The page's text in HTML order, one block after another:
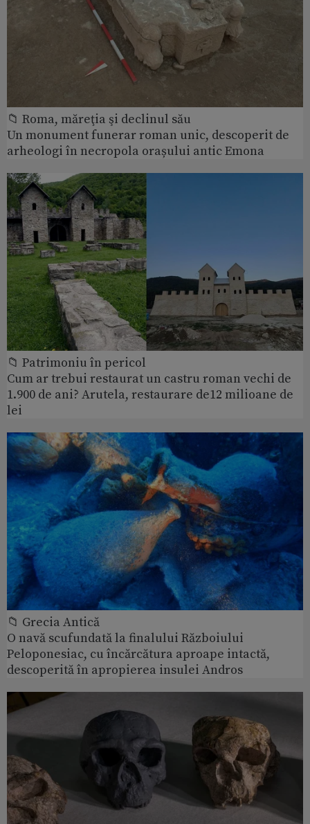
📁 Roma, măreţia şi declinul său
Un monument funerar roman unic, descoperit de
arheologi în necropola orașului antic Emona
📁 Patrimoniu în pericol
Cum ar trebui restaurat un castru roman vechi de
1.900 de ani? Arutela, restaurare de12 milioane de
lei
📁 Grecia Antică
O navă scufundată la finalului Războiului
Peloponesiac, cu încărcătura aproape intactă,
descoperită în apropierea insulei Andros